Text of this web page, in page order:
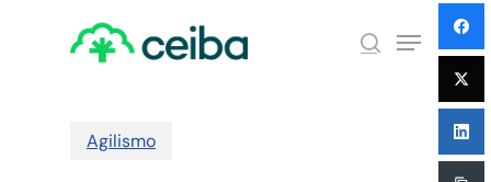
search
Menu
Agilismo
Menu